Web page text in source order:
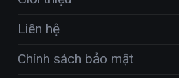
Liên hệ
Chính sách bảo mật